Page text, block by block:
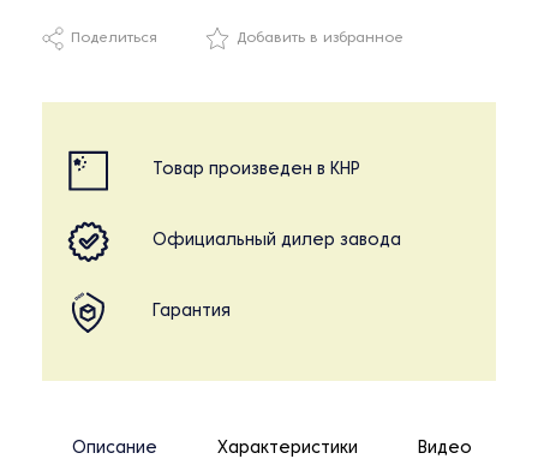
Поделиться Добавить в избранное
Товар произведен в КНР
Официальный дилер завода
Гарантия
Описание Характеристики Видео